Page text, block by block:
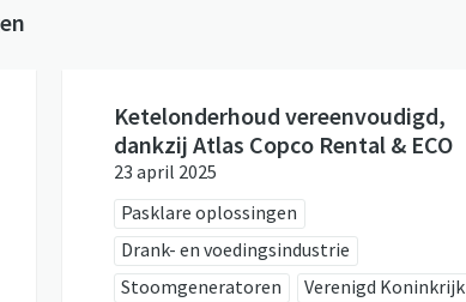
Ketelonderhoud vereenvoudigd,
dankzij Atlas Copco Rental & ECO
23 april 2025
Pasklare oplossingen
Drank- en voedingsindustrie
Stoomgeneratoren
Verenigd Koninkrijk